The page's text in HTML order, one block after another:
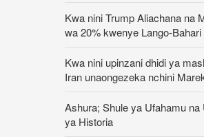
Kwa nini Trump Aliachana na
wa 20% kwenye Lango-
Kwa nini upinzani dhidi ya
Iran unaongezeka nchini
Ashura; Shule ya Ufahamu
ya Historia